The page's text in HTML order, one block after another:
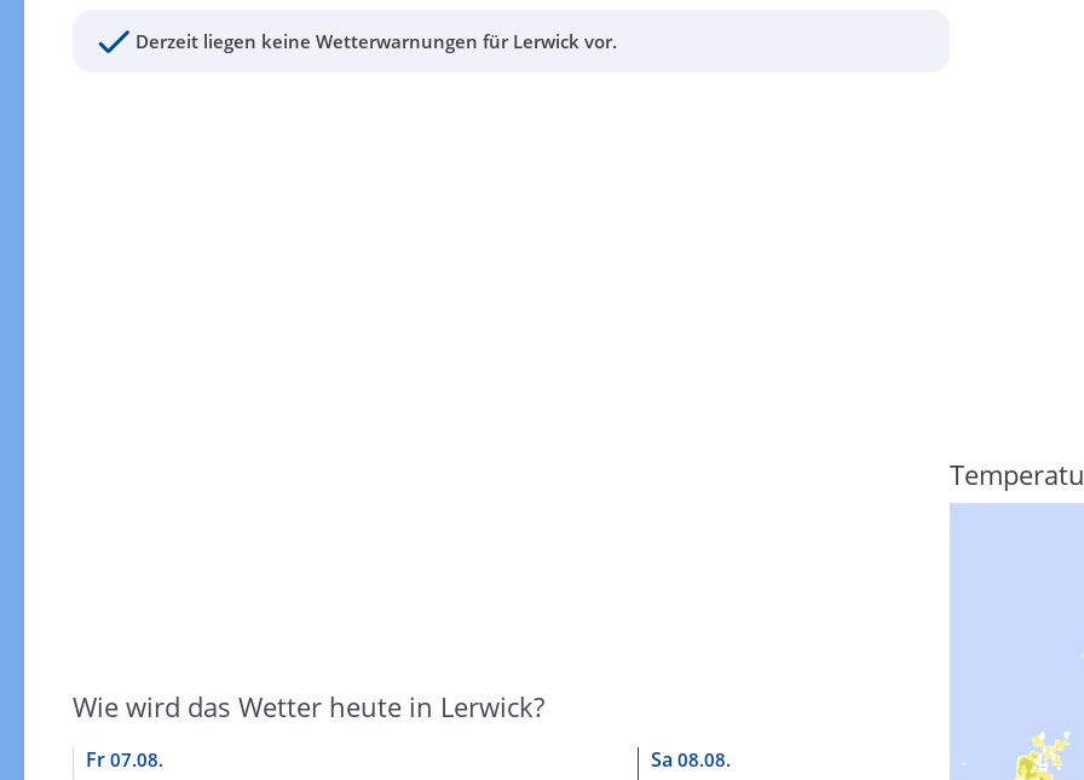
Derzeit liegen keine Wetterwarnungen für Lerwick vor.
Wie wird das Wetter heute in Lerwick?
Fr 07.08. Sa 08.08.